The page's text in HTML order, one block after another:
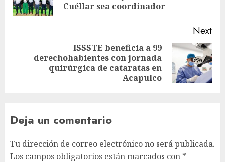
Cuéllar sea coordinador
Next
ISSSTE beneficia a 99
derechohabientes con jornada
quirúrgica de cataratas en
Acapulco
Deja un comentario
Tu dirección de correo electrónico no será publicada.
Los campos obligatorios están marcados con *